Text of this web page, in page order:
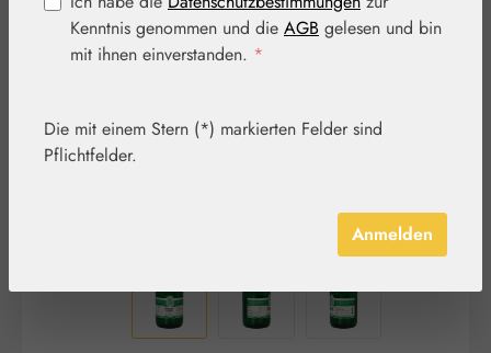
Kenntnis genommen und die AGB gelesen und bin
mit ihnen einverstanden. *
Die mit einem Stern (*) markierten Felder sind
Pflichtfelder.
Anmelden